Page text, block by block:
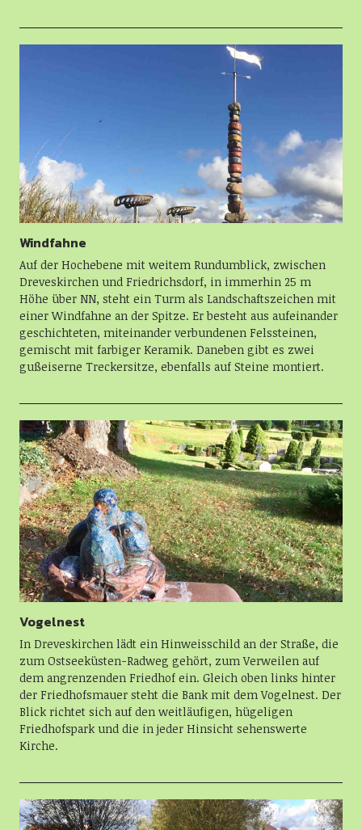
Windfahne
Auf der Hochebene mit weitem Rundumblick, zwischen
Dreveskirchen und Friedrichsdorf, in immerhin 25 m
Höhe über NN, steht ein Turm als Landschaftszeichen mit
einer Windfahne an der Spitze. Er besteht aus aufeinander
geschichteten, miteinander verbundenen Felssteinen,
gemischt mit farbiger Keramik. Daneben gibt es zwei
gußeiserne Treckersitze, ebenfalls auf Steine montiert.
Vogelnest
In Dreveskirchen lädt ein Hinweisschild an der Straße, die
zum Ostseeküsten-Radweg gehört, zum Verweilen auf
dem angrenzenden Friedhof ein. Gleich oben links hinter
der Friedhofsmauer steht die Bank mit dem Vogelnest. Der
Blick richtet sich auf den weitläufigen, hügeligen
Friedhofspark und die in jeder Hinsicht sehenswerte
Kirche.